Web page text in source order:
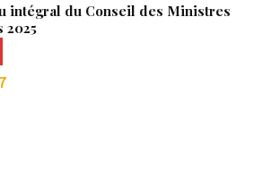
intégral du Conseil des Ministres
2025